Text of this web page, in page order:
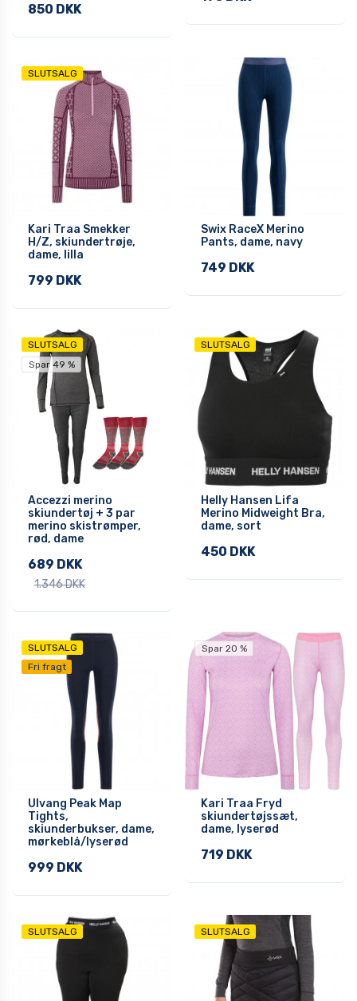
850 DKK
SLUTSALG
Kari Traa Smekker
H/Z, skiundertrøje,
dame, lilla
799 DKK
Swix RaceX Merino
Pants, dame, navy
749 DKK
SLUTSALG
Spar 49 %
Accezzi merino
skiundertøj + 3 par
merino skistrømper,
rød, dame
689 DKK
1.346 DKK
SLUTSALG
Helly Hansen Lifa
Merino Midweight Bra,
dame, sort
450 DKK
SLUTSALG
Fri fragt
Ulvang Peak Map
Tights,
skiunderbukser, dame,
mørkeblå/lyserød
999 DKK
Spar 20 %
Kari Traa Fryd
skiundertøjssæt,
dame, lyserød
719 DKK
SLUTSALG SLUTSALG